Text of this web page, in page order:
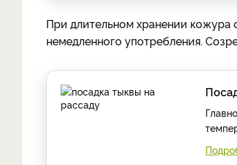
При длительном хранении кожура
немедленного употребления.